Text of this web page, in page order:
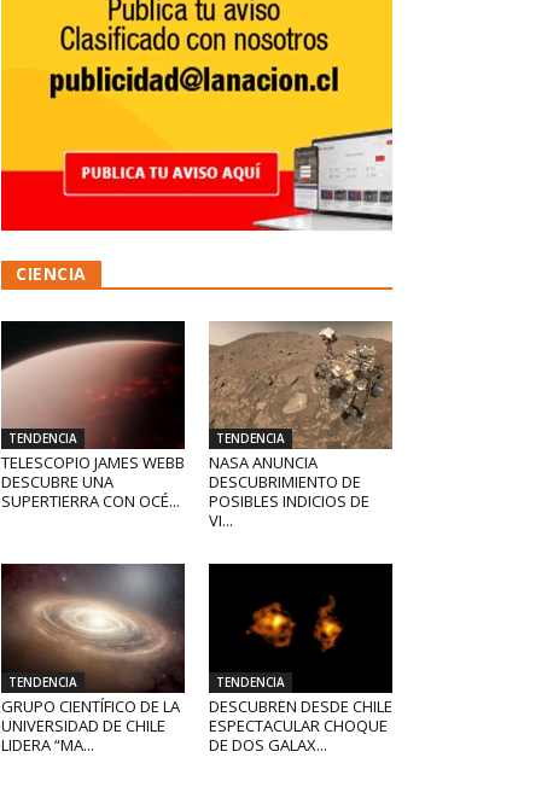
CIENCIA
TENDENCIA
TELESCOPIO JAMES WEBB
DESCUBRE UNA
SUPERTIERRA CON OCÉ...
TENDENCIA
NASA ANUNCIA
DESCUBRIMIENTO DE
POSIBLES INDICIOS DE
VI...
TENDENCIA
GRUPO CIENTÍFICO DE LA
UNIVERSIDAD DE CHILE
LIDERA “MA...
TENDENCIA
DESCUBREN DESDE CHILE
ESPECTACULAR CHOQUE
DE DOS GALAX...